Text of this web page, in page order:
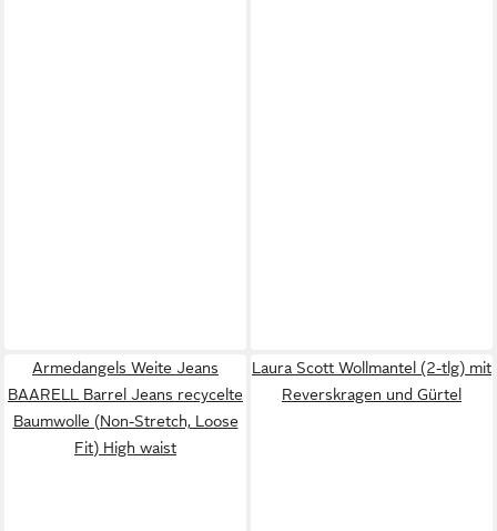
Armedangels Weite Jeans
BAARELL Barrel Jeans recycelte
Baumwolle (Non-Stretch, Loose
Fit) High waist
Laura Scott Wollmantel (2-tlg) mit
Reverskragen und Gürtel